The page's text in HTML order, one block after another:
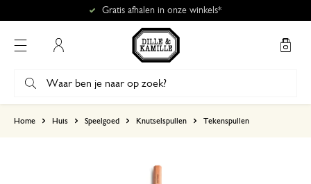
Gratis afhalen in onze winkels*
Home Huis Speelgoed Knutselspullen Tekenspullen